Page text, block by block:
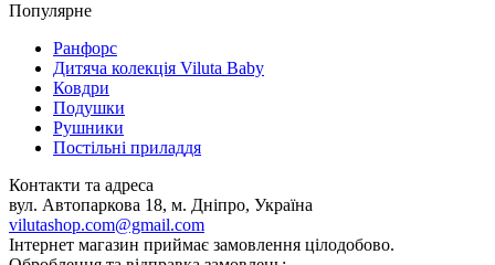
Популярне
Ранфорс
Дитяча колекція Viluta Baby
Ковдри
Подушки
Рушники
Постільні приладдя
Контакти та адреса
вул. Автопаркова 18, м. Дніпро, Україна
vilutashop.com@gmail.com
Інтернет магазин приймає замовлення цілодобово.